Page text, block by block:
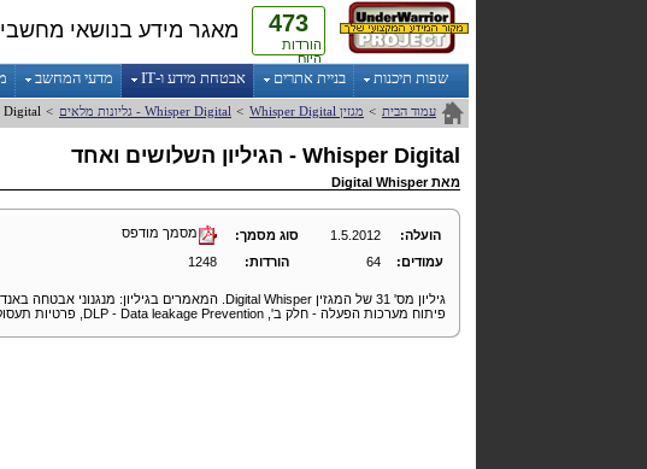
473
הורדות
היום
מאגר מידע בנושאי
שפות תיכנות בניית אתרים אבטחת מידע ו-IT מדעי המחשב
עמוד הבית > מגזין Digital
Whisper
>
Digital
Whisper - גליונות מלאים >
Digital
Digital
Whisper - הגיליון השלושים ואחד
מאתDigital Whisper
הועלה: 1.5.2012 סוג מסמך:
מסמך מודפס
עמודים:
64 הורדות: 1248
גיליון מס' 31 של המגזין Digital Whisper . המאמרים בגיליון: מנגנוני אבטחה
פיתוח מערכות הפעלה - חלק ב', DLP - Data leakage Prevention , פרטיות